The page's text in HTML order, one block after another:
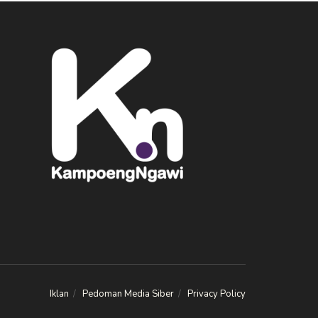
Iklan Pedoman Media Siber Privacy Policy